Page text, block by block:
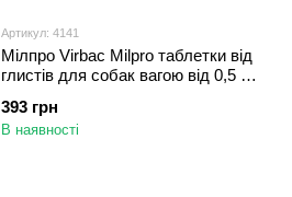
Артикул: 4141
Мілпро Virbac Milpro таблетки від
глистів для собак вагою від 0,5 до
393 грн
В наявності